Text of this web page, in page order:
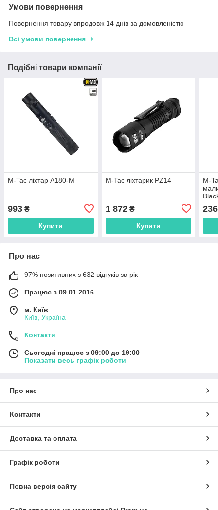
Умови повернення
Повернення товару впродовж 14 днів за домовленістю
Всі умови повернення
Подібні товари компанії
M-Tac ліхтар A180-M
993 ₴
Купити
M-Tac ліхтарик PZ14
1 872₴
Купити
M-
236
Про нас
97% позитивних з 632 відгуків за рік
Працює з 09.01.2016
м. Київ
Київ, Україна
Контакти
Сьогодні працює з 09:00 до 19:00
Показати весь графік роботи
Про нас
Контакти
Доставка та оплата
Графік роботи
Повна версія сайту